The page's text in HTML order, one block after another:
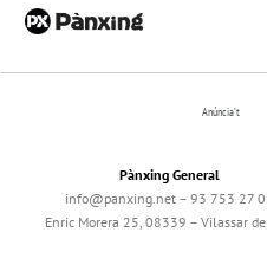
Anúncia’t
Pànxing General
info@panxing.net – 93 753 27
Enric Morera 25, 08339 – Vilassar